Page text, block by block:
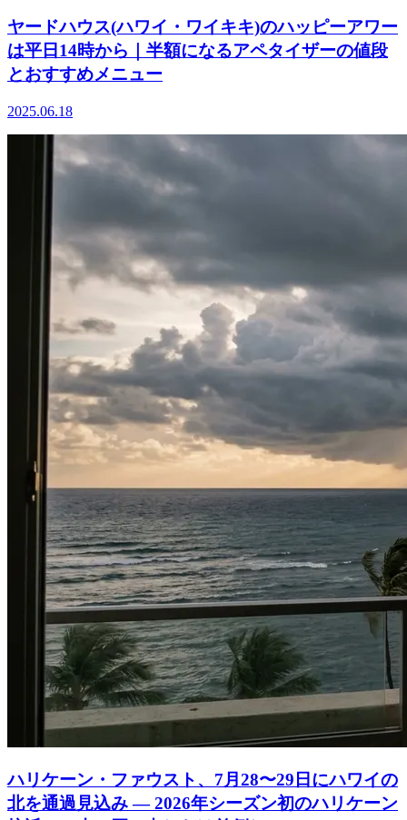
ヤードハウス(ハワイ・ワイキキ)のハッピーアワー
は平日14時から｜半額になるアペタイザーの値段
とおすすめメニュー
2025.06.18
ハリケーン・ファウスト、7月28〜29日にハワイの
北を通過見込み ― 2026年シーズン初のハリケーン